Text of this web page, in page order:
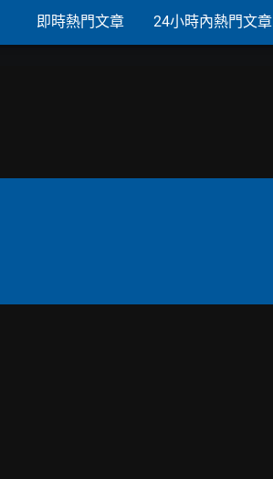
即時熱門文章 24小時內熱門文章